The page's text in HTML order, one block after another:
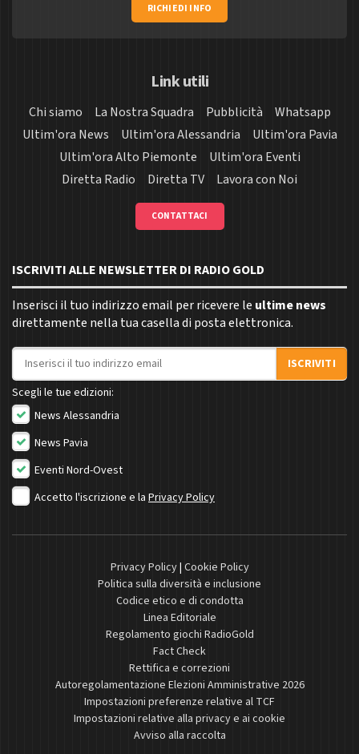
RICHIEDI INFO
Link utili
Chi siamo La Nostra Squadra Pubblicità
Whatsapp
Ultim'ora News
Ultim'ora Alessandria
Ultim'ora Pavia
Ultim'ora Alto Piemonte
Ultim'ora Eventi
Diretta Radio
Diretta TV Lavora con Noi
CONTATTACI
ISCRIVITI ALLE NEWSLETTER DI RADIO GOLD
Inserisci il tuo indirizzo email per ricevere le ultime news
direttamente nella tua casella di posta elettronica.
Indirizzo email
ISCRIVITI
Scegli le tue edizioni:
News Alessandria
News Pavia
Eventi Nord-Ovest
Accetto l'iscrizione e la Privacy Policy
Privacy Policy| Cookie Policy
Politica sulla diversità e inclusione
Codice etico e di condotta
Linea Editoriale
Regolamento giochi RadioGold
Fact Check
Rettifica e correzioni
Autoregolamentazione Elezioni Amministrative 2026
Impostazioni preferenze relative al TCF
Impostazioni relative alla privacy e ai cookie
Avviso alla raccolta